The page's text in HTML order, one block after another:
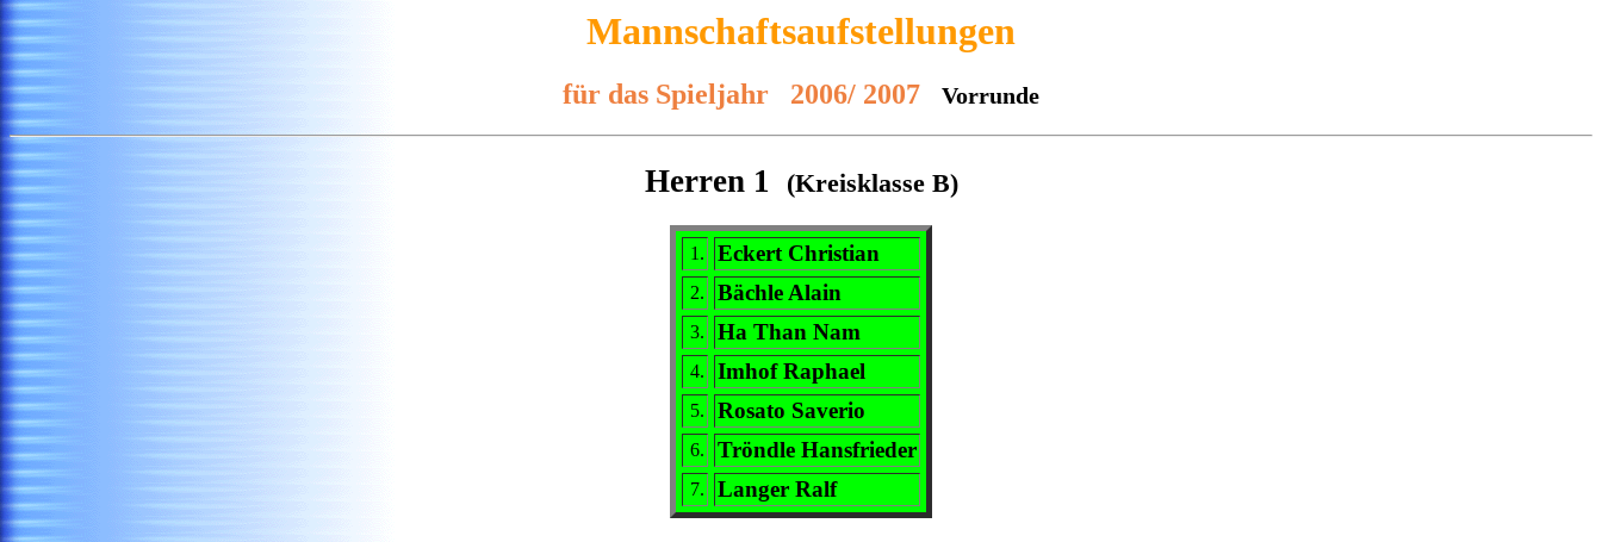
Mannschaftsaufstellungen
für das Spieljahr 2006/ 2007 Vorrunde
Herren 1 (Kreisklasse B)
1. Eckert Christian
2. Bächle Alain
3. Ha Than Nam
4. Imhof Raphael
5. Rosato Saverio
6. Tröndle Hansfrieder
7. Langer Ralf